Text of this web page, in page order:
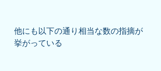
他にも以下の通り相当な数の指摘が
挙がっている